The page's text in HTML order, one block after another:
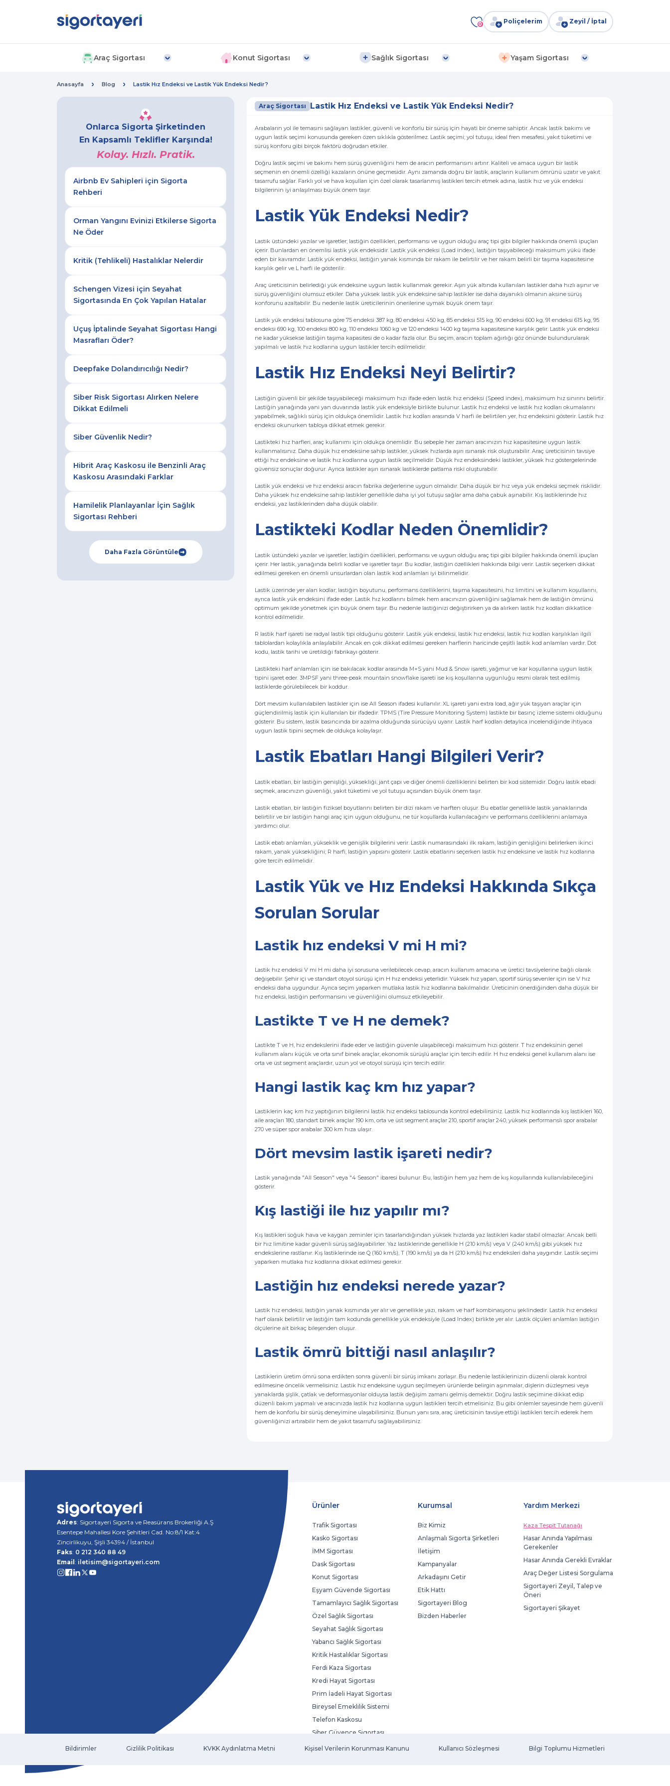
0 Poliçelerim Zeyil / İptal
Araç Sigortası Konut Sigortası Sağlık Sigortası Yaşam Sigortası
Anasayfa Blog Lastik Hız Endeksi ve Lastik Yük Endeksi Nedir?
Onlarca Sigorta Şirketinden
En Kapsamlı Teklifler Karşında!
Kolay. Hızlı. Pratik.
Airbnb Ev Sahipleri için Sigorta
Rehberi
Orman Yangını Evinizi Etkilerse Sigorta
Ne Öder
Kritik (Tehlikeli) Hastalıklar Nelerdir
Schengen Vizesi için Seyahat
Sigortasında En Çok Yapılan Hatalar
Uçuş İptalinde Seyahat Sigortası Hangi
Masrafları Öder?
Deepfake Dolandırıcılığı Nedir?
Siber Risk Sigortası Alırken Nelere
Dikkat Edilmeli
Siber Güvenlik Nedir?
Hibrit Araç Kaskosu ile Benzinli Araç
Kaskosu Arasındaki Farklar
Hamilelik Planlayanlar İçin Sağlık
Sigortası Rehberi
Daha Fazla Görüntüle
Araç Sigortası Lastik Hız Endeksi ve Lastik Yük Endeksi Nedir?
Arabaların yol ile temasını sağlayan lastikler, güvenli ve konforlu bir sürüş için hayati bir öneme sahiptir. Ancak lastik bakımı ve
uygun lastik seçimi konusunda gereken özen sıklıkla gösterilmez. Lastik seçimi; yol tutuşu, ideal fren mesafesi, yakıt tüketimi ve
sürüş konforu gibi birçok faktörü doğrudan etkiler.
Doğru lastik seçimi ve bakımı hem sürüş güvenliğini hem de aracın performansını artırır. Kaliteli ve amaca uygun bir lastik
seçmenin en önemli özelliği kazaların önüne geçmesidir. Aynı zamanda doğru bir lastik, araçların kullanım ömrünü uzatır ve yakıt
tasarrufu sağlar. Farklı yol ve hava koşulları için özel olarak tasarlanmış lastikleri tercih etmek adına, lastik hız ve yük endeksi
bilgilerinin iyi anlaşılması büyük önem taşır.
Lastik Yük Endeksi Nedir?
Lastik üstündeki yazılar ve işaretler; lastiğin özellikleri, performansı ve uygun olduğu araç tipi gibi bilgiler hakkında önemli ipuçları
içerir. Bunlardan en önemlisi lastik yük endeksidir. Lastik yük endeksi (Load index), lastiğin taşıyabileceği maksimum yükü ifade
eden bir kavramdır. Lastik yük endeksi, lastiğin yanak kısmında bir rakam ile belirtilir ve her rakam belirli bir taşıma kapasitesine
karşılık gelir ve L harfi ile gösterilir.
Araç üreticisinin belirlediği yük endeksine uygun lastik kullanmak gerekir. Aşırı yük altında kullanılan lastikler daha hızlı aşınır ve
sürüş güvenliğini olumsuz etkiler. Daha yüksek lastik yük endeksine sahip lastikler ise daha dayanıklı olmanın aksine sürüş
konforunu azaltabilir. Bu nedenle lastik üreticilerinin önerilerine uymak büyük önem taşır.
Lastik yük endeksi tablosuna göre 75 endeksi 387 kg, 80 endeksi 450 kg, 85 endeksi 515 kg, 90 endeksi 600 kg, 91 endeksi 615 kg, 95
endeksi 690 kg, 100 endeksi 800 kg, 110 endeksi 1060 kg ve 120 endeksi 1400 kg taşıma kapasitesine karşılık gelir. Lastik yük endeksi
ne kadar yüksekse lastiğin taşıma kapasitesi de o kadar fazla olur. Bu seçim, aracın toplam ağırlığı göz önünde bulundurularak
yapılmalı ve lastik hız kodlarına uygun lastikler tercih edilmelidir.
Lastik Hız Endeksi Neyi Belirtir?
Lastiğin güvenli bir şekilde taşıyabileceği maksimum hızı ifade eden lastik hız endeksi (Speed index), maksimum hız sınırını belirtir.
Lastiğin yanağında yani yan duvarında lastik yük endeksiyle birlikte bulunur. Lastik hız endeksi ve lastik hız kodları okumalarını
yapabilmek, sağlıklı sürüş için oldukça önemlidir. Lastik hız kodları arasında V harfi ile belirtilen yer, hız endeksini gösterir. Lastik hız
endeksi okunurken tabloya dikkat etmek gerekir.
Lastikteki hız harfleri, araç kullanımı için oldukça önemlidir. Bu sebeple her zaman aracınızın hız kapasitesine uygun lastik
kullanmalısınız. Daha düşük hız endeksine sahip lastikler, yüksek hızlarda aşırı ısınarak risk oluşturabilir. Araç üreticisinin tavsiye
ettiği hız endeksine ve lastik hız kodlarına uygun lastik seçilmelidir. Düşük hız endeksindeki lastikler, yüksek hız göstergelerinde
güvensiz sonuçlar doğurur. Ayrıca lastikler aşırı ısınarak lastiklerde patlama riski oluşturabilir.
Lastik yük endeksi ve hız endeksi aracın fabrika değerlerine uygun olmalıdır. Daha düşük bir hız veya yük endeksi seçmek risklidir.
Daha yüksek hız endeksine sahip lastikler genellikle daha iyi yol tutuşu sağlar ama daha çabuk aşınabilir. Kış lastiklerinde hız
endeksi, yaz lastiklerinden daha düşük olabilir.
Lastikteki Kodlar Neden Önemlidir?
Lastik üstündeki yazılar ve işaretler; lastiğin özellikleri, performansı ve uygun olduğu araç tipi gibi bilgiler hakkında önemli ipuçları
içerir. Her lastik, yanağında belirli kodlar ve işaretler taşır. Bu kodlar, lastiğin özellikleri hakkında bilgi verir. Lastik seçerken dikkat
edilmesi gereken en önemli unsurlardan olan lastik kod anlamları iyi bilinmelidir.
Lastik üzerinde yer alan kodlar; lastiğin boyutunu, performans özelliklerini, taşıma kapasitesini, hız limitini ve kullanım koşullarını,
ayrıca lastik yük endeksini ifade eder. Lastik hız kodlarını bilmek hem aracınızın güvenliğini sağlamak hem de lastiğin ömrünü
optimum şekilde yönetmek için büyük önem taşır. Bu nedenle lastiğinizi değiştirirken ya da alırken lastik hız kodları dikkatlice
kontrol edilmelidir.
R lastik harf işareti ise radyal lastik tipi olduğunu gösterir. Lastik yük endeksi, lastik hız endeksi, lastik hız kodları karşılıkları ilgili
tablolardan kolaylıkla anlaşılabilir. Ancak en çok dikkat edilmesi gereken harflerin haricinde çeşitli lastik kod anlamları vardır. Dot
kodu, lastik tarihi ve üretildiği fabrikayı gösterir.
Lastikteki harf anlamları için ise bakılacak kodlar arasında M+S yani Mud & Snow işareti, yağmur ve kar koşullarına uygun lastik
tipini işaret eder. 3MPSF yani three-peak mountain snowflake işareti ise kış koşullarına uygunluğu resmi olarak test edilmiş
lastiklerde görülebilecek bir koddur.
Dört mevsim kullanılabilen lastikler için ise All Season ifadesi kullanılır. XL işareti yani extra load, ağır yük taşıyan araçlar için
güçlendirilmiş lastik için kullanılan bir ifadedir. TPMS (Tire Pressure Monitoring System) lastikte bir basınç izleme sistemi olduğunu
gösterir. Bu sistem, lastik basıncında bir azalma olduğunda sürücüyü uyarır. Lastik harf kodları detaylıca incelendiğinde ihtiyaca
uygun lastik tipini seçmek de oldukça kolaylaşır.
Lastik Ebatları Hangi Bilgileri Verir?
Lastik ebatları, bir lastiğin genişliği, yüksekliği, jant çapı ve diğer önemli özelliklerini belirten bir kod sistemidir. Doğru lastik ebadı
seçmek, aracınızın güvenliği, yakıt tüketimi ve yol tutuşu açısından büyük önem taşır.
Lastik ebatları, bir lastiğin fiziksel boyutlarını belirten bir dizi rakam ve harften oluşur. Bu ebatlar genellikle lastik yanaklarında
belirtilir ve bir lastiğin hangi araç için uygun olduğunu, ne tür koşullarda kullanılacağını ve performans özelliklerini anlamaya
yardımcı olur.
Lastik ebatı anlamları, yükseklik ve genişlik bilgilerini verir. Lastik numarasındaki ilk rakam, lastiğin genişliğini belirlerken ikinci
rakam, yanak yüksekliğini; R harfi, lastiğin yapısını gösterir. Lastik ebatlarını seçerken lastik hız endeksine ve lastik hız kodlarına
göre tercih edilmelidir.
Lastik Yük ve Hız Endeksi Hakkında Sıkça
Sorulan Sorular
Lastik hız endeksi V mi H mi?
Lastik hız endeksi V mi H mi daha iyi sorusuna verilebilecek cevap, aracın kullanım amacına ve üretici tavsiyelerine bağlı olarak
değişebilir. Şehir içi ve standart otoyol sürüşü için H hız endeksi yeterlidir. Yüksek hız yapan, sportif sürüş sevenler için ise V hız
endeksi daha uygundur. Ayrıca seçim yaparken mutlaka lastik hız kodlarına bakılmalıdır. Üreticinin önerdiğinden daha düşük bir
hız endeksi, lastiğin performansını ve güvenliğini olumsuz etkileyebilir.
Lastikte T ve H ne demek?
Lastikte T ve H, hız endekslerini ifade eder ve lastiğin güvenle ulaşabileceği maksimum hızı gösterir. T hız endeksinin genel
kullanım alanı küçük ve orta sınıf binek araçlar, ekonomik sürüşlü araçlar için tercih edilir. H hız endeksi genel kullanım alanı ise
orta ve üst segment araçlardır, uzun yol ve otoyol sürüşü için tercih edilir.
Hangi lastik kaç km hız yapar?
Lastiklerin kaç km hız yaptığının bilgilerini lastik hız endeksi tablosunda kontrol edebilirsiniz. Lastik hız kodlarında kış lastikleri 160,
aile araçları 180, standart binek araçlar 190 km, orta ve üst segment araçlar 210, sportif araçlar 240, yüksek performanslı spor arabalar
270 ve süper spor arabalar 300 km hıza ulaşır.
Dört mevsim lastik işareti nedir?
Lastik yanağında "All Season" veya "4 Season" ibaresi bulunur. Bu, lastiğin hem yaz hem de kış koşullarında kullanılabileceğini
gösterir.
Kış lastiği ile hız yapılır mı?
Kış lastikleri soğuk hava ve kaygan zeminler için tasarlandığından yüksek hızlarda yaz lastikleri kadar stabil olmazlar. Ancak belli
bir hız limitine kadar güvenli sürüş sağlayabilirler. Yaz lastiklerinde genellikle H (210 km/s) veya V (240 km/s) gibi yüksek hız
endekslerine rastlanır. Kış lastiklerinde ise Q (160 km/s), T (190 km/s) ya da H (210 km/s) hız endeksleri daha yaygındır. Lastik seçimi
yaparken mutlaka hız kodlarına dikkat edilmesi gerekir.
Lastiğin hız endeksi nerede yazar?
Lastik hız endeksi, lastiğin yanak kısmında yer alır ve genellikle yazı, rakam ve harf kombinasyonu şeklindedir. Lastik hız endeksi
harf olarak belirtilir ve lastiğin tam kodunda genellikle yük endeksiyle (Load Index) birlikte yer alır. Lastik ölçüleri anlamları lastiğin
ölçülerine ait birkaç bileşenden oluşur.
Lastik ömrü bittiği nasıl anlaşılır?
Lastiklerin üretim ömrü sona erdikten sonra güvenli bir sürüş imkanı zorlaşır. Bu nedenle lastiklerinizin düzenli olarak kontrol
edilmesine öncelik vermelisiniz. Lastik hız endeksine uygun seçilmeyen ürünlerde belirgin aşınmalar, dişlerin düzleşmesi veya
yanaklarda şişlik, çatlak ve deformasyonlar olduysa lastik değişim zamanı gelmiş demektir. Doğru lastik seçimine dikkat edip
düzenli bakım yapmalı ve aracınızda lastik hız kodlarına uygun lastikleri tercih etmelisiniz. Bu gibi önlemler sayesinde hem güvenli
hem de konforlu bir sürüş deneyimine ulaşabilirsiniz. Bunun yanı sıra, araç üreticisinin tavsiye ettiği lastikleri tercih ederek hem
güvenliğinizi artırabilir hem de yakıt tasarrufu sağlayabilirsiniz.
Adres: Sigortayeri Sigorta ve Reasürans Brokerliği A.Ş
Esentepe Mahallesi Kore Şehitleri Cad. No:8/1 Kat:4
Zincirlikuyu, Şişli 34394 / İstanbul
Faks: 0 212 340 88 49
Email : iletisim@sigortayeri.com
Ürünler
Trafik Sigortası
Kasko Sigortası
İMM Sigortası
Dask Sigortası
Konut Sigortası
Eşyam Güvende Sigortası
Tamamlayıcı Sağlık Sigortası
Özel Sağlık Sigortası
Seyahat Sağlık Sigortası
Yabancı Sağlık Sigortası
Kritik Hastalıklar Sigortası
Ferdi Kaza Sigortası
Kredi Hayat Sigortası
Prim İadeli Hayat Sigortası
Bireysel Emeklilik Sistemi
Telefon Kaskosu
Siber Güvence Sigortası
Evcil Hayvan Sigortası
Kurumsal
Biz Kimiz
Anlaşmalı Sigorta Şirketleri
İletişim
Kampanyalar
Arkadaşını Getir
Etik Hattı
Sigortayeri Blog
Bizden Haberler
Yardım Merkezi
Kaza Tespit Tutanağı
Hasar Anında Yapılması
Gerekenler
Hasar Anında Gerekli Evraklar
Araç Değer Listesi Sorgulama
Sigortayeri Zeyil, Talep ve
Öneri
Sigortayeri Şikayet
Bildirimler Gizlilik Politikası KVKK Aydınlatma Metni Kişisel Verilerin Korunması Kanunu Kullanıcı Sözleşmesi Bilgi Toplumu Hizmetleri